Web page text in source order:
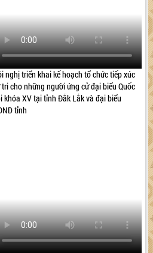
nghị triển khai kế hoạch tổ chức tiếp xúc
tri cho những người ứng cử đại biểu Quốc
khóa XV tại tỉnh Đắk Lắk và đại biểu
tỉnh